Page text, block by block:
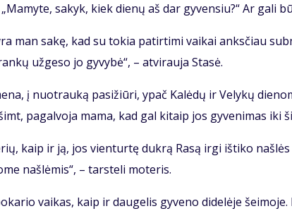
sa­kyk, kiek die­nų aš dar gy­ven­siu?“ Ar ga­li
man sa­kę, kad su to­kia pa­tir­ti­mi vai­kai anks­čiau
už­ge­so jo gy­vy­bė“, – at­vi­rau­ja Sta­sė.
į nuo­trau­ką pa­si­žiū­ri, ypač Ka­lė­dų ir Ve­ly­kų
pa­gal­vo­ja ma­ma, kad gal ki­taip jos gy­ve­ni­mas iki
kaip ir ją, jos vien­tur­tę duk­rą Ra­są ir­gi iš­ti­ko
naš­lė­mis“, – tars­te­li mo­te­ris.
vai­kas, kaip ir dau­ge­lis gy­ve­no di­de­lė­je